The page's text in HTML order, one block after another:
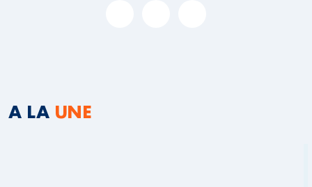
A LA UNE